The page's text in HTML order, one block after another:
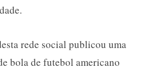
rede social publicou uma
bola de futebol americano